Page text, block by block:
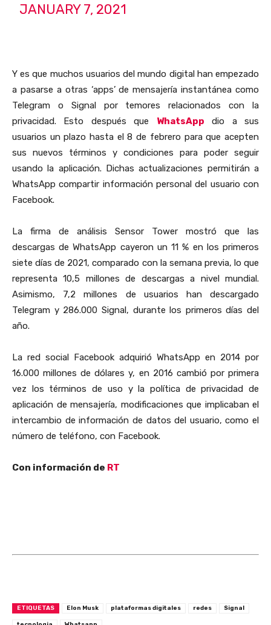
JANUARY 7, 2021
Y es que muchos usuarios del mundo digital han empezado
a pasarse a otras ‘apps’ de mensajería instantánea como
Telegram o Signal por temores relacionados con la
privacidad. Esto después que WhatsApp dio a sus
usuarios un plazo hasta el 8 de febrero para que acepten
sus nuevos términos y condiciones para poder seguir
usando la aplicación. Dichas actualizaciones permitirán a
WhatsApp compartir información personal del usuario con
Facebook.
La firma de análisis Sensor Tower mostró que las
descargas de WhatsApp cayeron un 11 % en los primeros
siete días de 2021, comparado con la semana previa, lo que
representa 10,5 millones de descargas a nivel mundial.
Asimismo, 7,2 millones de usuarios han descargado
Telegram y 286.000 Signal, durante los primeros días del
año.
La red social Facebook adquirió WhatsApp en 2014 por
16.000 millones de dólares y, en 2016 cambió por primera
vez los términos de uso y la política de privacidad de
aplicación de mensajería, modificaciones que implicaban el
intercambio de información de datos del usuario, como el
número de teléfono, con Facebook.
Con información de RT
ETIQUETAS Elon Musk plataformas digitales redes Signal